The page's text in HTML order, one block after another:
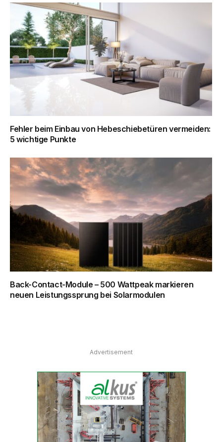
Fehler beim Einbau von Hebeschiebetüren vermeiden:
5 wichtige Punkte
Back-Contact-Module – 500 Wattpeak markieren
neuen Leistungssprung bei Solarmodulen
Advertisement